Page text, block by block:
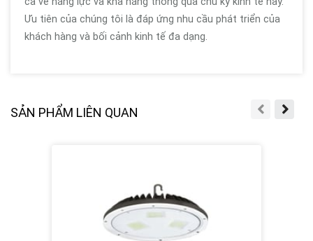
Ưu tiên của chúng tôi là đáp ứng nhu cầu phát triển của
khách hàng và bối cảnh kinh tế đa dạng.
SẢN PHẨM LIÊN QUAN